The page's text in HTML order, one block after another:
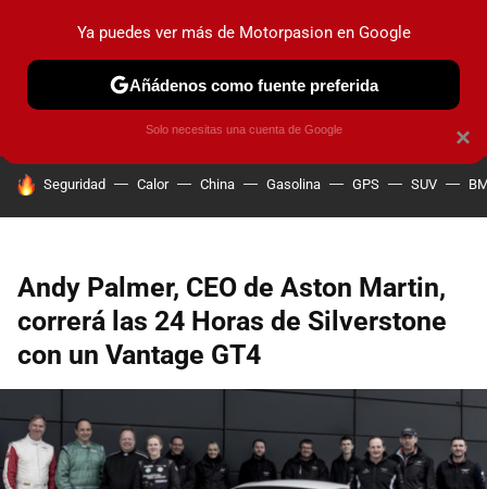
PRUEBAS COCHES ELÉCTRICOS OBSERVATORIO
HOY SE HABLA DE
Seguridad Calor China Gasolina GPS SUV
Andy Palmer, CEO de Aston Martin,
correrá las 24 Horas de Silverstone
con un Vantage GT4
×
Ya puedes ver más de Motorpasion en Google
Añádenos como fuente preferida
Solo necesitas una cuenta de Google